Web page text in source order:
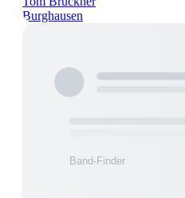
Burghausen